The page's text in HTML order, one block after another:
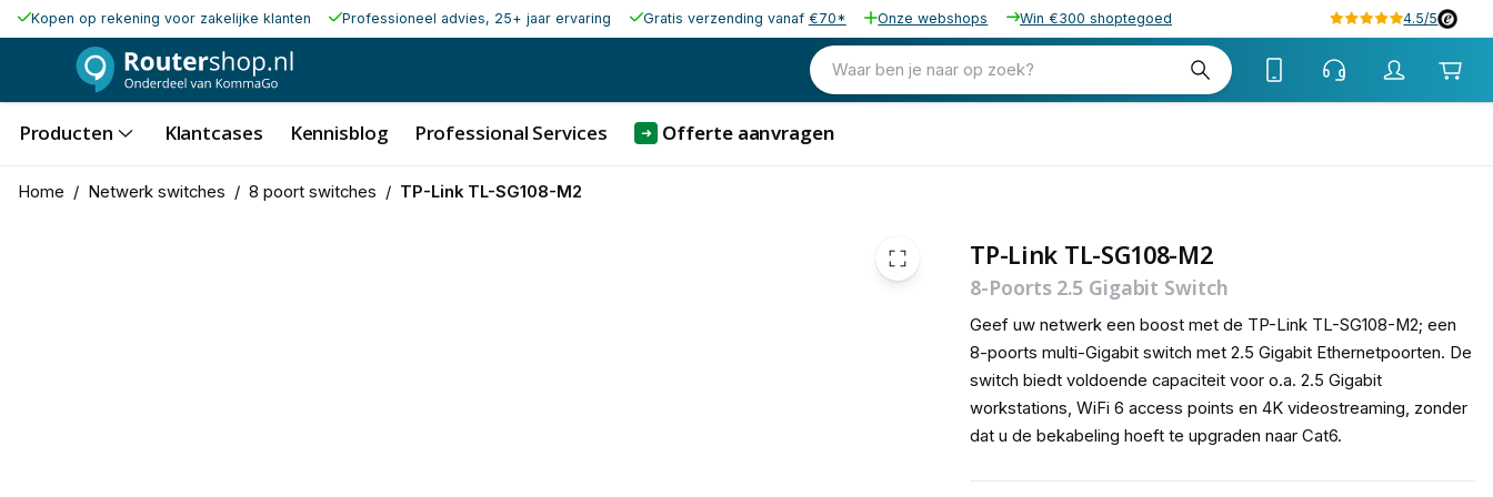
Kopen op rekening voor zakelijke klanten Professioneel advies, 25+ jaar ervaring Gratis verzending vanaf €70* Onze webshops Win €300 shoptegoed 4.5/5
Waar ben je naar op zoek?
Producten Klantcases Kennisblog Professional Services ➜ Offerte aanvragen
Home / Netwerk switches / 8 poort switches / TP-Link TL-SG108-M2
TP-Link TL-SG108-M2
8-Poorts 2.5 Gigabit Switch
Geef uw netwerk een boost met de TP-Link TL-SG108-M2; een
8-poorts multi-Gigabit switch met 2.5 Gigabit Ethernetpoorten. De
switch biedt voldoende capaciteit voor o.a. 2.5 Gigabit
workstations, WiFi 6 access points en 4K videostreaming, zonder
dat u de bekabeling hoeft te upgraden naar Cat6.
72,89 excl. btw
88,20 incl. btw